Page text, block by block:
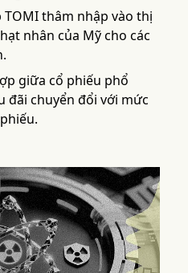
thâm nhập vào thị
nhân của Mỹ cho các
giữa cổ phiếu phổ
đãi chuyển đổi với mức